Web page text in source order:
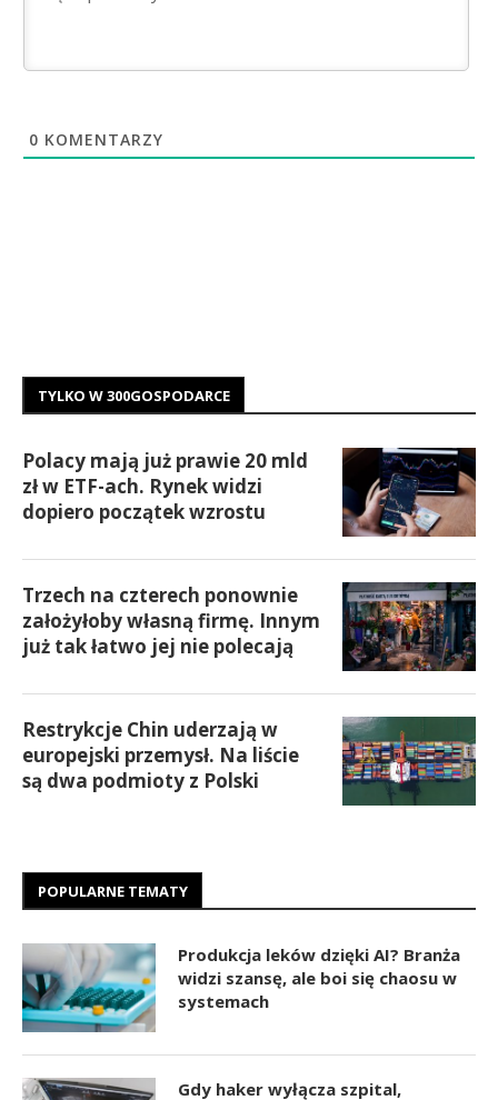
0 KOMENTARZY
TYLKO W 300GOSPODARCE
Polacy mają już prawie 20 mld
zł w ETF-ach. Rynek widzi
dopiero początek wzrostu
Trzech na czterech ponownie
założyłoby własną firmę. Innym
już tak łatwo jej nie polecają
Restrykcje Chin uderzają w
europejski przemysł. Na liście
są dwa podmioty z Polski
POPULARNE TEMATY
Produkcja leków dzięki AI? Branża
widzi szansę, ale boi się chaosu w
systemach
Gdy haker wyłącza szpital,